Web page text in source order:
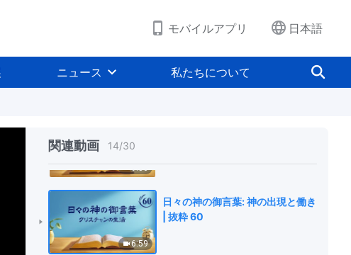
モバイルアプリ 日本語
ニュース 私たちについて
関連動画 14/30
| 抜粋 58
9:36
6:59
日々の神の御言葉: 神の出現と働き
| 抜粋 60